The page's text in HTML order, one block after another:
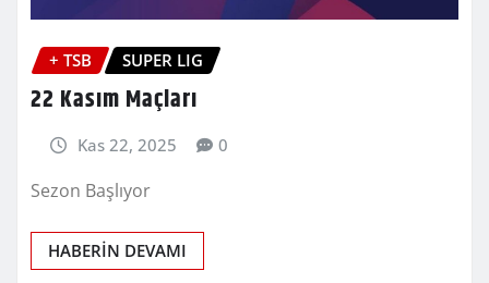
+ TSB SUPER LIG
22 Kasım Maçları
Kas 22, 2025 0
Sezon Başlıyor
HABERİN DEVAMI